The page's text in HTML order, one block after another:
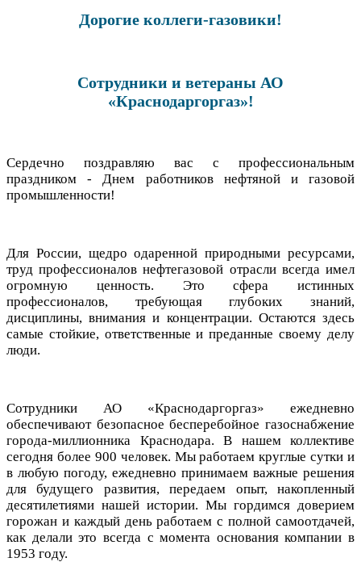
Дорогие коллеги-газовики!
Сотрудники и ветераны АО
«Краснодаргоргаз»!
Сердечно поздравляю вас с профессиональным
праздником - Днем работников нефтяной и газовой
промышленности!
Для России, щедро одаренной природными ресурсами,
труд профессионалов нефтегазовой отрасли всегда имел
огромную ценность. Это сфера истинных
профессионалов, требующая глубоких знаний,
дисциплины, внимания и концентрации. Остаются здесь
самые стойкие, ответственные и преданные своему делу
люди.
Сотрудники АО «Краснодаргоргаз» ежедневно
обеспечивают безопасное бесперебойное газоснабжение
города-миллионника Краснодара. В нашем коллективе
сегодня более 900 человек. Мы работаем круглые сутки и
в любую погоду, ежедневно принимаем важные решения
для будущего развития, передаем опыт, накопленный
десятилетиями нашей истории. Мы гордимся доверием
горожан и каждый день работаем с полной самоотдачей,
как делали это всегда с момента основания компании в
1953 году.